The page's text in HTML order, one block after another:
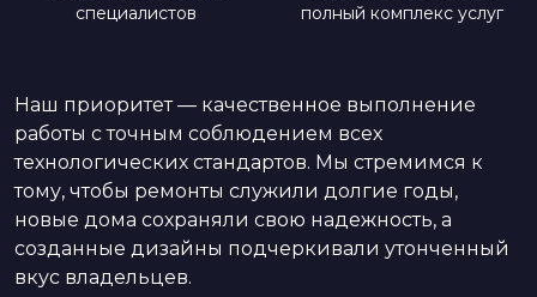
специалистов
полный комплекс услуг
Наш приоритет — качественное выполнение
работы с точным соблюдением всех
технологических стандартов. Мы стремимся к
тому, чтобы ремонты служили долгие годы,
новые дома сохраняли свою надежность, а
созданные дизайны подчеркивали утонченный
вкус владельцев.